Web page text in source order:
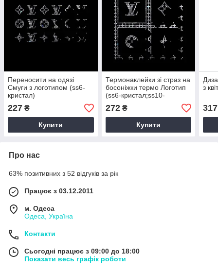
Переносити на одязі
Смуги з логотипом (ss6-
кристал)
227 ₴
Купити
Термонаклейки зі страз на
босоніжки термо Логотип
(ss6-кристал;ss10-
272₴
Купити
з
317
Про нас
63% позитивних з 52 відгуків за рік
Працює з 03.12.2011
м. Одеса
Одеса, Україна
Контакти
Сьогодні працює з 09:00 до 18:00
Показати весь графік роботи